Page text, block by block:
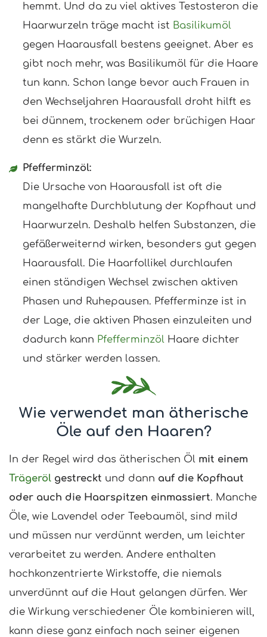
hemmt. Und da zu viel aktives Testosteron die
Haarwurzeln träge macht ist Basilikumöl
gegen Haarausfall bestens geeignet. Aber es
gibt noch mehr, was Basilikumöl für die Haare
tun kann. Schon lange bevor auch Frauen in
den Wechseljahren Haarausfall droht hilft es
bei dünnem, trockenem oder brüchigen Haar
denn es stärkt die Wurzeln.
Pfefferminzöl:
Die Ursache von Haarausfall ist oft die
mangelhafte Durchblutung der Kopfhaut und
Haarwurzeln. Deshalb helfen Substanzen, die
gefäßerweiternd wirken, besonders gut gegen
Haarausfall. Die Haarfollikel durchlaufen
einen ständigen Wechsel zwischen aktiven
Phasen und Ruhepausen. Pfefferminze ist in
der Lage, die aktiven Phasen einzuleiten und
dadurch kann Pfefferminzöl Haare dichter
und stärker werden lassen.
Wie verwendet man ätherische
Öle auf den Haaren?
In der Regel wird das ätherischen Öl mit einem
Trägeröl gestreckt und dann auf die Kopfhaut
oder auch die Haarspitzen einmassiert. Manche
Öle, wie Lavendel oder Teebaumöl, sind mild
und müssen nur verdünnt werden, um leichter
verarbeitet zu werden. Andere enthalten
hochkonzentrierte Wirkstoffe, die niemals
unverdünnt auf die Haut gelangen dürfen. Wer
die Wirkung verschiedener Öle kombinieren will,
kann diese ganz einfach nach seiner eigenen